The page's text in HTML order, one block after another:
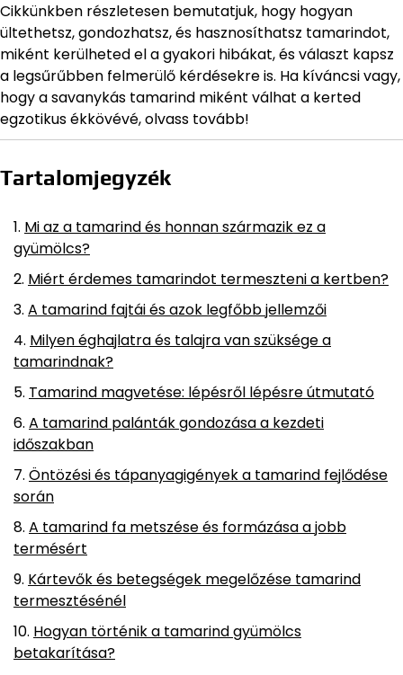
Cikkünkben részletesen bemutatjuk, hogy hogyan
ültethetsz, gondozhatsz, és hasznosíthatsz tamarindot,
miként kerülheted el a gyakori hibákat, és választ kapsz
a legsűrűbben felmerülő kérdésekre is. Ha kíváncsi vagy,
hogy a savanykás tamarind miként válhat a kerted
egzotikus ékkövévé, olvass tovább!
Tartalomjegyzék
Mi az a tamarind és honnan származik ez a
gyümölcs?
Miért érdemes tamarindot termeszteni a kertben?
A tamarind fajtái és azok legfőbb jellemzői
Milyen éghajlatra és talajra van szüksége a
tamarindnak?
Tamarind magvetése: lépésről lépésre útmutató
A tamarind palánták gondozása a kezdeti
időszakban
Öntözési és tápanyagigények a tamarind fejlődése
során
A tamarind fa metszése és formázása a jobb
termésért
Kártevők és betegségek megelőzése tamarind
termesztésénél
Hogyan történik a tamarind gyümölcs
betakarítása?